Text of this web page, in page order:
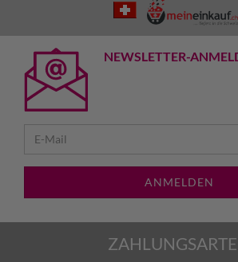
NEWSLETTER-
ANMELDEN